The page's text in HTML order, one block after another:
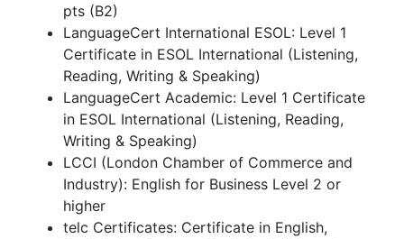
pts (B2)
LanguageCert International ESOL: Level 1
Certificate in ESOL International (Listening,
Reading, Writing & Speaking)
LanguageCert Academic: Level 1 Certificate
in ESOL International (Listening, Reading,
Writing & Speaking)
LCCI (London Chamber of Commerce and
Industry): English for Business Level 2 or
higher
telc Certificates: Certificate in English,